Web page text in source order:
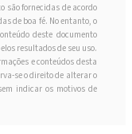
são fornecidas de acordo
de boa fé. No entanto, o
deste documento
resultados de seu uso.
e conteúdos desta
se o direito de alterar o
indicar os motivos de